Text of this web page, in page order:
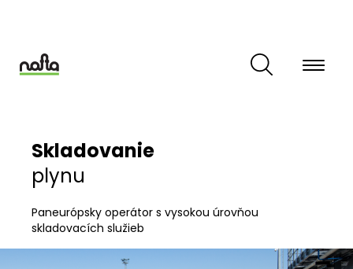
hlavný
Skladovanie
plynu
Paneurópsky operátor s vysokou úrovňou
skladovacích služieb